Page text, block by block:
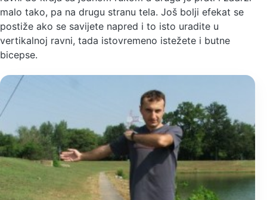
malo tako, pa na drugu stranu tela. Još bolji efekat se
postiže ako se savijete napred i to isto uradite u
vertikalnoj ravni, tada istovremeno istežete i butne
bicepse.